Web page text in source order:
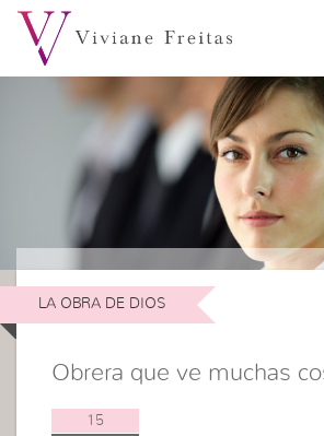
LA OBRA DE DIOS
Obrera que ve muchas
15